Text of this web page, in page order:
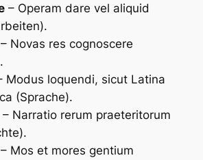
– Operam dare vel aliquid
Novas res cognoscere
Modus loquendi, sicut Latina
(Sprache).
– Narratio rerum praeteritorum
– Mos et mores gentium